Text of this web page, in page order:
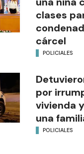
clases
cárcel
POLICIALES
por
vivienda
una
POLICIALES